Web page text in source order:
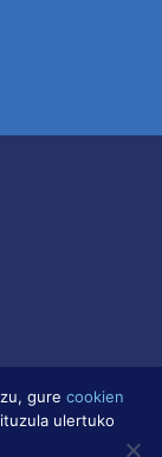
Cookien Politika
gure cookien
ulertuko